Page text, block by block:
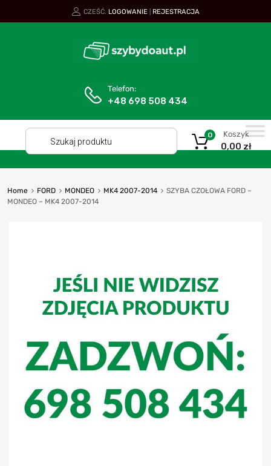
CZEŚĆ. LOGOWANIE REJESTRACJA
Telefon:
+48 698 508 434
Koszyk
0,00 zł
0
Home FORD MONDEO MK4 2007-2014
SZYBA CZOŁOWA FORD –
MONDEO – MK4 2007-2014